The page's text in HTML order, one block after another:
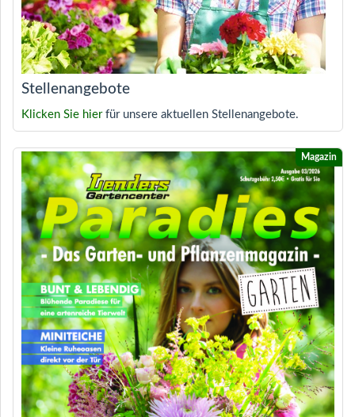
Stellenangebote
Klicken Sie hierfür unsere aktuellen Stellenangebote.